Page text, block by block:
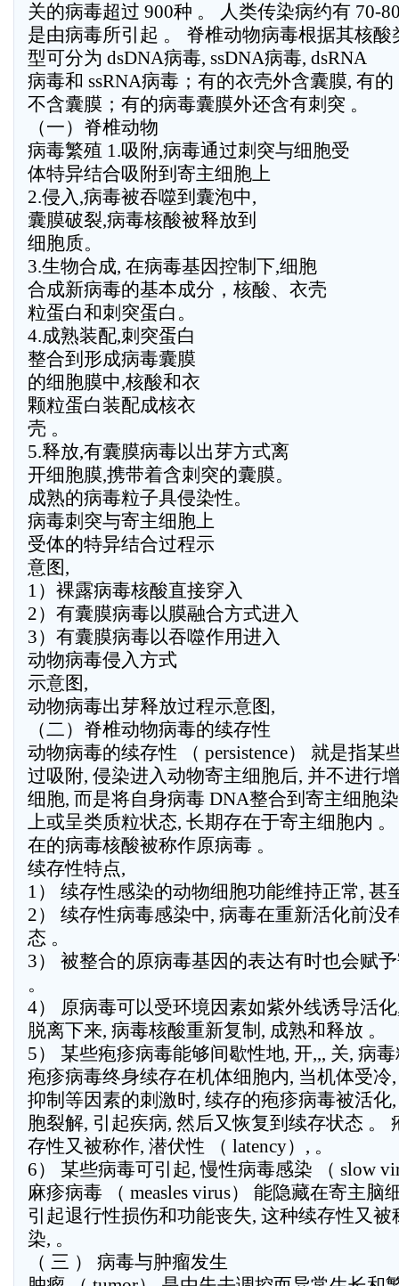
关的病毒超过 900种 。 人类传染病约有 70-
是由病毒所引起 。 脊椎动物病毒根据其核酸
型可分为 dsDNA病毒, ssDNA病毒, dsRNA
病毒和 ssRNA病毒；有的衣壳外含囊膜, 有的
不含囊膜；有的病毒囊膜外还含有刺突 。
（一）脊椎动物
病毒繁殖 1.吸附,病毒通过刺突与细胞受
体特异结合吸附到寄主细胞上
2.侵入,病毒被吞噬到囊泡中,
囊膜破裂,病毒核酸被释放到
细胞质。
3.生物合成, 在病毒基因控制下,细胞
合成新病毒的基本成分，核酸、衣壳
粒蛋白和刺突蛋白。
4.成熟装配,刺突蛋白
整合到形成病毒囊膜
的细胞膜中,核酸和衣
颗粒蛋白装配成核衣
壳 。
5.释放,有囊膜病毒以出芽方式离
开细胞膜,携带着含刺突的囊膜。
成熟的病毒粒子具侵染性。
病毒刺突与寄主细胞上
受体的特异结合过程示
意图,
1）裸露病毒核酸直接穿入
2）有囊膜病毒以膜融合方式进入
3）有囊膜病毒以吞噬作用进入
动物病毒侵入方式
示意图,
动物病毒出芽释放过程示意图,
（二）脊椎动物病毒的续存性
动物病毒的续存性 （ persistence） 就是指某
过吸附, 侵染进入动物寄主细胞后, 并不进行
细胞, 而是将自身病毒 DNA整合到寄主细胞
上或呈类质粒状态, 长期存在于寄主细胞内
在的病毒核酸被称作原病毒 。
续存性特点,
1） 续存性感染的动物细胞功能维持正常, 甚
2） 续存性病毒感染中, 病毒在重新活化前没
态 。
3） 被整合的原病毒基因的表达有时也会赋
。
4） 原病毒可以受环境因素如紫外线诱导活
脱离下来, 病毒核酸重新复制, 成熟和释放 。
5） 某些疱疹病毒能够间歇性地, 开,,, 关, 病
疱疹病毒终身续存在机体细胞内, 当机体受冷
抑制等因素的刺激时, 续存的疱疹病毒被活化
胞裂解, 引起疾病, 然后又恢复到续存状态 。
存性又被称作, 潜伏性 （ latency）, 。
6） 某些病毒可引起, 慢性病毒感染 （ slow
麻疹病毒 （ measles virus） 能隐藏在寄主脑
引起退行性损伤和功能丧失, 这种续存性又被
染, 。
（ 三 ） 病毒与肿瘤发生